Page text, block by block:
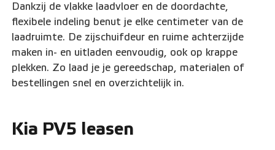
Dankzij de vlakke laadvloer en de doordachte,
flexibele indeling benut je elke centimeter van de
laadruimte. De zijschuifdeur en ruime achterzijde
maken in- en uitladen eenvoudig, ook op krappe
plekken. Zo laad je je gereedschap, materialen of
bestellingen snel en overzichtelijk in.
Kia PV5 leasen